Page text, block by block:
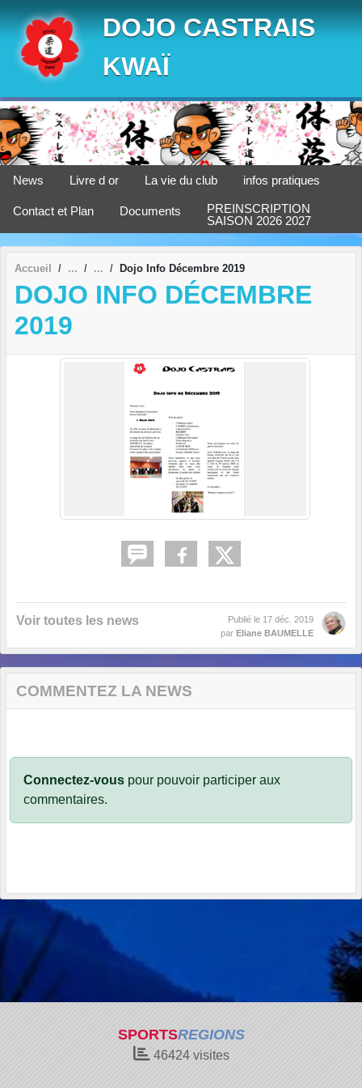
DOJO CASTRAIS
KWAÏ
News Livre d or La vie du club infos pratiques
Contact et Plan Documents
PREINSCRIPTION
SAISON 2026 2027
Accueil Dojo Info Décembre 2019
DOJO INFO DÉCEMBRE
2019
Voir toutes les news Publié le 17 déc. 2019
par Eliane BAUMELLE
COMMENTEZ LA NEWS
Connectez-vous pour pouvoir participer aux
commentaires.
SPORTSREGIONS
46424visites
Panneau de gestion des cookies